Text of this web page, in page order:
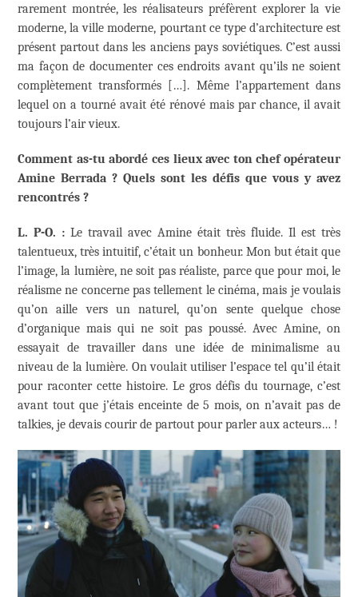
rarement montrée, les réalisateurs préfèrent explorer la vie
moderne, la ville moderne, pourtant ce type d’architecture est
présent partout dans les anciens pays soviétiques. C’est aussi
ma façon de documenter ces endroits avant qu’ils ne soient
complètement transformés […]. Même l’appartement dans
lequel on a tourné avait été rénové mais par chance, il avait
toujours l’air vieux.
Comment as-tu abordé ces lieux avec ton chef opérateur
Amine Berrada ? Quels sont les défis que vous y avez
rencontrés ?
L. P-O. : Le travail avec Amine était très fluide. Il est très
talentueux, très intuitif, c’était un bonheur. Mon but était que
l’image, la lumière, ne soit pas réaliste, parce que pour moi, le
réalisme ne concerne pas tellement le cinéma, mais je voulais
qu’on aille vers un naturel, qu’on sente quelque chose
d’organique mais qui ne soit pas poussé. Avec Amine, on
essayait de travailler dans une idée de minimalisme au
niveau de la lumière. On voulait utiliser l’espace tel qu’il était
pour raconter cette histoire. Le gros défis du tournage, c’est
avant tout que j’étais enceinte de 5 mois, on n’avait pas de
talkies, je devais courir de partout pour parler aux acteurs… !